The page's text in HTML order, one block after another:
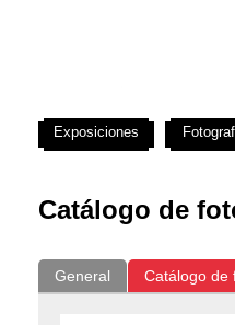
Catálogo de
General Catálogo de
Exposiciones